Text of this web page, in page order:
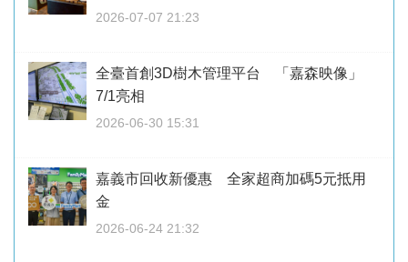
2026-07-07 21:23
全臺首創3D樹木管理平台 「嘉森映像」
7/1亮相
2026-06-30 15:31
嘉義市回收新優惠 全家超商加碼5元抵用
金
2026-06-24 21:32